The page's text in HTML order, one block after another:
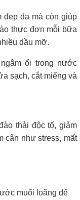
đẹp da mà còn giúp
thực đơn mỗi bữa
dầu mỡ.
ổi trong nước
sạch, cắt miếng và
thải độc tố, giảm
cân như stress, mất
muối loãng để